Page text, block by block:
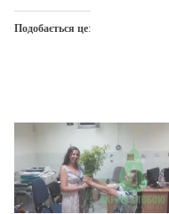
Подобається це: